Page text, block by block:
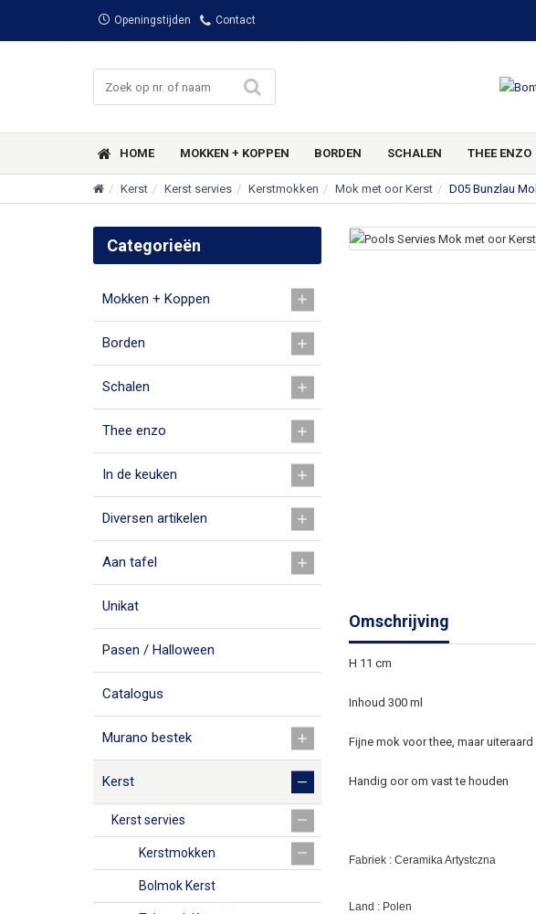
Openingstijden Contact
HOME MOKKEN + KOPPEN BORDEN SCHALEN THEE ENZO
Kerst Kerst servies Kerstmokken Mok met oor Kerst D05 Bunzlau
Categorieën
Mokken + Koppen
Borden
Schalen
Thee enzo
In de keuken
Diversen artikelen
Aan tafel
Unikat
Pasen / Halloween
Catalogus
Murano bestek
Kerst
Kerst servies
Kerstmokken
Bolmok Kerst
Omschrijving
H 11 cm
Inhoud 300 ml
Fijne mok voor thee, maar
Handig oor om vast te houden
Fabriek : Ceramika Artystczna
Land : Polen